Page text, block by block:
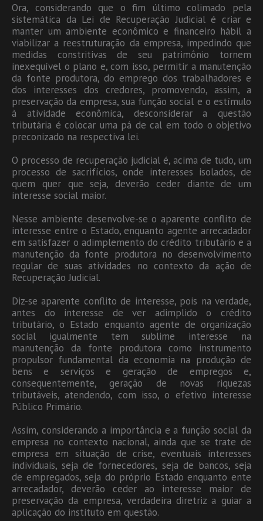
Ora, considerando que o fim último colimado pela
sistemática da Lei de Recuperação Judicial é criar e
manter um ambiente econômico e financeiro hábil a
viabilizar a reestruturação da empresa, impedindo que
medidas constritivas de seu patrimônio tornem
inexequível o plano e, com isso, permitir a manutenção
da fonte produtora, do emprego dos trabalhadores e
dos interesses dos credores, promovendo, assim, a
preservação da empresa, sua função social e o estímulo
à atividade econômica, desconsiderar a questão
tributária é colocar uma pá de cal em todo o objetivo
preconizado na respectiva lei.
O processo de recuperação judicial é, acima de tudo, um
processo de sacrifícios, onde interesses isolados, de
quem quer que seja, deverão ceder diante de um
interesse social maior.
Nesse ambiente desenvolve-se o aparente conflito de
interesse entre o Estado, enquanto agente arrecadador
em satisfazer o adimplemento do crédito tributário e a
manutenção da fonte produtora no desenvolvimento
regular de suas atividades no contexto da ação de
Recuperação Judicial.
Diz-se aparente conflito de interesse, pois na verdade,
antes do interesse de ver adimplido o crédito
tributário, o Estado enquanto agente de organização
social igualmente tem sublime interesse na
manutenção da fonte produtora como instrumento
propulsor fundamental da economia na produção de
bens e serviços e geração de empregos e,
consequentemente, geração de novas riquezas
tributáveis, atendendo, com isso, o efetivo interesse
Público Primário.
Assim, considerando a importância e a função social da
empresa no contexto nacional, ainda que se trate de
empresa em situação de crise, eventuais interesses
individuais, seja de fornecedores, seja de bancos, seja
de empregados, seja do próprio Estado enquanto ente
arrecadador, deverão ceder ao interesse maior de
preservação da empresa, verdadeira diretriz a guiar a
aplicação do instituto em questão.